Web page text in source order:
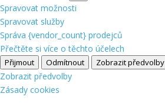
Spravovat možnosti
Spravovat služby
Správa {vendor_count} prodejců
Přečtěte si více o těchto účelech
Přijmout Odmítnout Zobrazit předvolby
Zobrazit předvolby
Zásady cookies